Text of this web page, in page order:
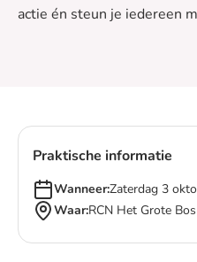
actie én steun je iedereen
Praktische informatie
Wanneer:Zaterdag 3
Waar:RCN Het Grote